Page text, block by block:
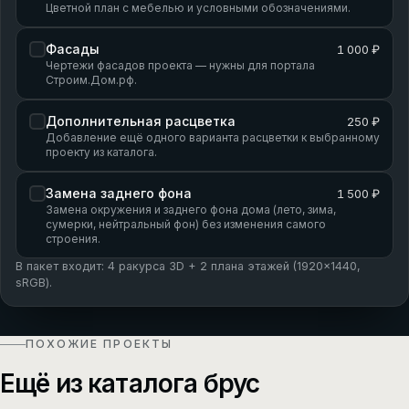
Цветной план с мебелью и условными обозначениями.
Фасады 1 000 ₽
Чертежи фасадов проекта — нужны для портала
Строим.Дом.рф.
Дополнительная расцветка 250 ₽
Добавление ещё одного варианта расцветки к выбранному
проекту из каталога.
Замена заднего фона 1 500 ₽
Замена окружения и заднего фона дома (лето, зима,
сумерки, нейтральный фон) без изменения самого
строения.
В пакет входит: 4 ракурса 3D + 2 плана этажей (1920×1440,
sRGB).
ПОХОЖИЕ ПРОЕКТЫ
Ещё из каталога брус